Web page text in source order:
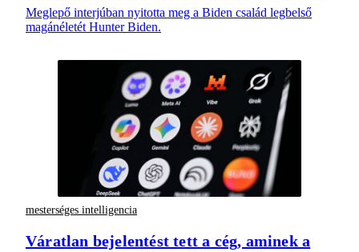
Meglepő interjúban nyitotta meg a Biden család legbelső
magánéletét Hunter Biden.
mesterséges intelligencia
Váratlan bejelentést tett a cég, aminek a